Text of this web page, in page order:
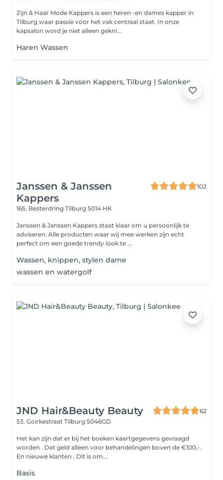
Zijn & Haar Mode Kappers is een heren -en dames kapper in
Tilburg waar passie voor het vak centraal staat. In onze
kapsalon word je niet alleen gekni...
Haren Wassen
Janssen & Janssen
Kappers
102
165, Besterdring Tilburg 5014 HK
Janssen & Janssen Kappers staat klaar om u persoonlijk te
adviseren. Alle producten waar wij mee werken zijn echt
perfect om een goede trendy look te ...
Wassen, knippen, stylen dame
wassen en watergolf
JND Hair&Beauty Beauty
62
53, Goirkestraat Tilburg 5046GD
Het kan zijn dat er bij het boeken kaartgegevens gevraagd
worden . Dat geld alleen voor behandelingen boven de €100,-.
En nieuwe klanten . Dit is om...
Basis